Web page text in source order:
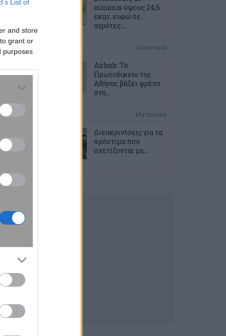
List of
and store
grant or
purposes
minimis ύψους 24,6
εκατ. ευρώ σε
αγρότες:...
Οικονομία
Airbnb: Το
Πρωτοδικείο της
Αθήνας βάζει φρένο
στη...
My money
Διευκρινίσεις για τα
πρόστιμα που
σχετίζονται με...